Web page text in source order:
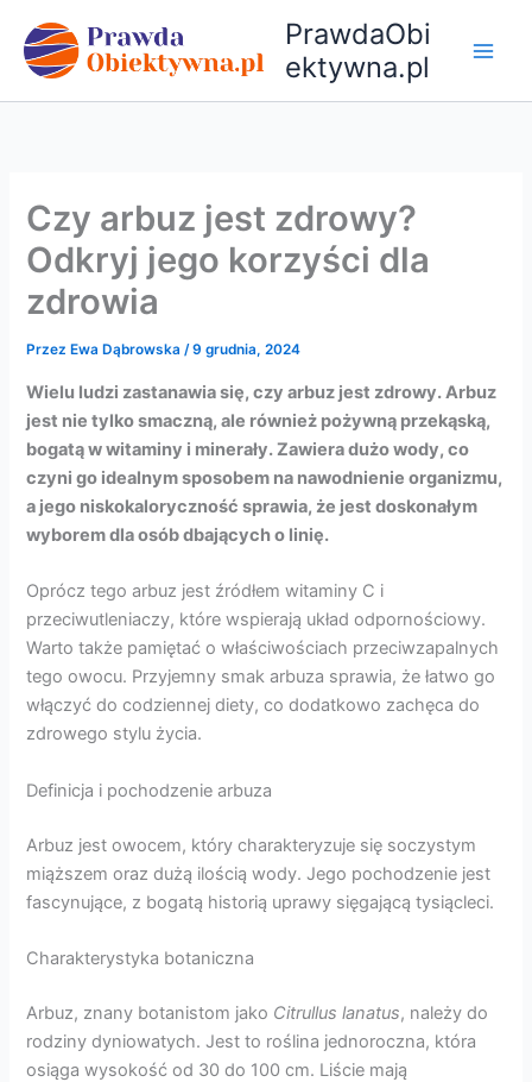
treści
PrawdaObi
ektywna.pl
Czy arbuz jest zdrowy?
Odkryj jego korzyści dla
zdrowia
Przez Ewa Dąbrowska/9 grudnia, 2024
Wielu ludzi zastanawia się, czy arbuz jest zdrowy. Arbuz
jest nie tylko smaczną, ale również pożywną przekąską,
bogatą w witaminy i minerały. Zawiera dużo wody, co
czyni go idealnym sposobem na nawodnienie organizmu,
a jego niskokaloryczność sprawia, że jest doskonałym
wyborem dla osób dbających o linię.
Oprócz tego arbuz jest źródłem witaminy C i
przeciwutleniaczy, które wspierają układ odpornościowy.
Warto także pamiętać o właściwościach przeciwzapalnych
tego owocu. Przyjemny smak arbuza sprawia, że łatwo go
włączyć do codziennej diety, co dodatkowo zachęca do
zdrowego stylu życia.
Definicja i pochodzenie arbuza
Arbuz jest owocem, który charakteryzuje się soczystym
miąższem oraz dużą ilością wody. Jego pochodzenie jest
fascynujące, z bogatą historią uprawy sięgającą tysiącleci.
Charakterystyka botaniczna
Arbuz, znany botanistom jako Citrullus lanatus, należy do
rodziny dyniowatych. Jest to roślina jednoroczna, która
osiąga wysokość od 30 do 100 cm. Liście mają